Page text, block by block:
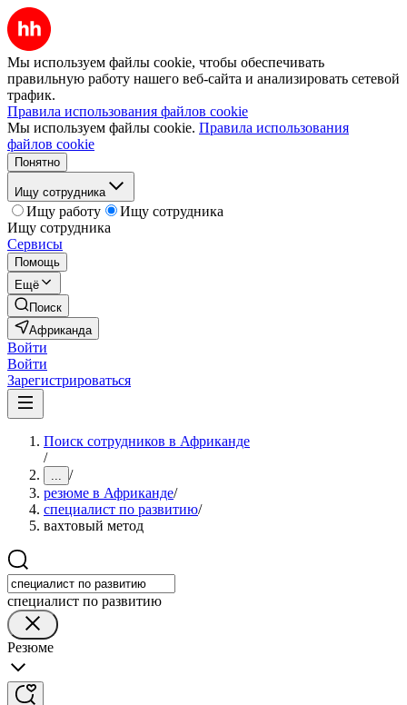
Мы используем файлы cookie, чтобы обеспечивать
правильную работу нашего веб-сайта и анализировать сетевой
трафик.
Правила использования файлов cookie
Мы используем файлы cookie. Правила использования
файлов cookie
Понятно
Ищу сотрудника
Ищу работу
Ищу сотрудника
Ищу сотрудника
Сервисы
Помощь
Ещё
Поиск
Африканда
Войти
Войти
Зарегистрироваться
Поиск сотрудников в Африканде
/
... /
резюме в Африканде/
специалист по развитию/
вахтовый метод
специалист по развитию
Резюме